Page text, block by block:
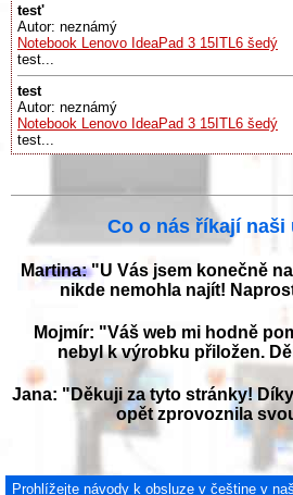
test'
Autor: neznámý
Notebook Lenovo IdeaPad 3 15ITL6 šedý
test...
test
Autor: neznámý
Notebook Lenovo IdeaPad 3 15ITL6 šedý
test...
Co o nás říkají naši
Martina: "U Vás jsem konečně
nikde nemohla najít!
Mojmír: "Váš web mi hodně
nebyl k výrobku přiložen.
Jana: "Děkuji za tyto stránky!
opět zprovoznila
Prohlížejte návody k obsluze v češtine v